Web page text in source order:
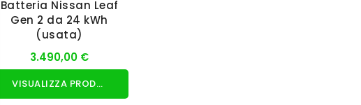
Batteria Nissan Leaf
Gen 2 da 24 kWh
(usata)
3.490,00 €
VISUALIZZA PRODOTTO